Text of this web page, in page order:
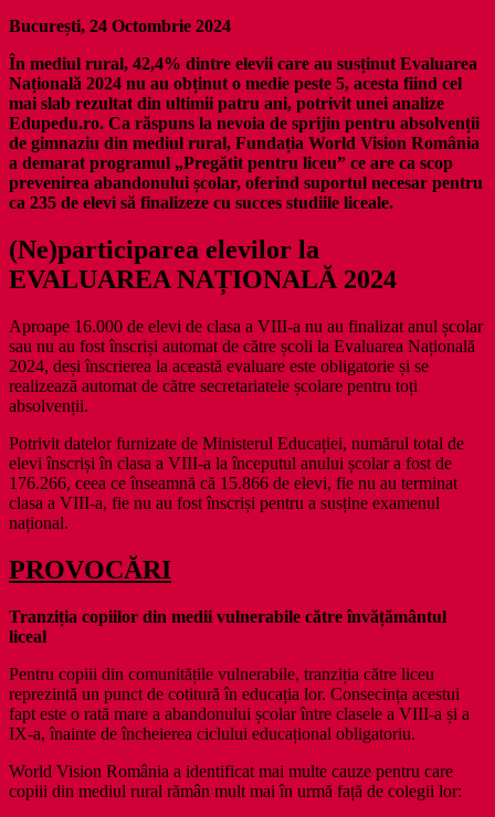
București, 24 Octombrie 2024
În mediul rural, 42,4% dintre elevii care au susținut Evaluarea
Națională 2024 nu au obținut o medie peste 5, acesta fiind cel
mai slab rezultat din ultimii patru ani, potrivit unei analize
Edupedu.ro. Ca răspuns la nevoia de sprijin pentru absolvenții
de gimnaziu din mediul rural, Fundația World Vision România
a demarat programul „Pregătit pentru liceu” ce are ca scop
prevenirea abandonului școlar, oferind suportul necesar pentru
ca 235 de elevi să finalizeze cu succes studiile liceale.
(Ne)participarea elevilor la
EVALUAREA NAȚIONALĂ 2024
Aproape 16.000 de elevi de clasa a VIII-a nu au finalizat anul școlar
sau nu au fost înscriși automat de către școli la Evaluarea Națională
2024, deși înscrierea la această evaluare este obligatorie și se
realizează automat de către secretariatele școlare pentru toți
absolvenții.
Potrivit datelor furnizate de Ministerul Educației, numărul total de
elevi înscriși în clasa a VIII-a la începutul anului școlar a fost de
176.266, ceea ce înseamnă că 15.866 de elevi, fie nu au terminat
clasa a VIII-a, fie nu au fost înscriși pentru a susține examenul
național.
PROVOCĂRI
Tranziția copiilor din medii vulnerabile către învățământul
liceal
Pentru copiii din comunitățile vulnerabile, tranziția către liceu
reprezintă un punct de cotitură în educația lor. Consecința acestui
fapt este o rată mare a abandonului școlar între clasele a VIII-a și a
IX-a, înainte de încheierea ciclului educațional obligatoriu.
World Vision România a identificat mai multe cauze pentru care
copiii din mediul rural rămân mult mai în urmă față de colegii lor: